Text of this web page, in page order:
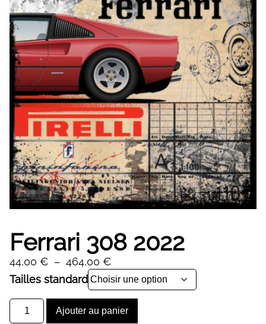
Ferrari 308 2022
44,00 € – 464,00 €Plage
de
prix :
44,00 €
à
Tailles standard
quantité
de
Ajouter au panier
Alternative: